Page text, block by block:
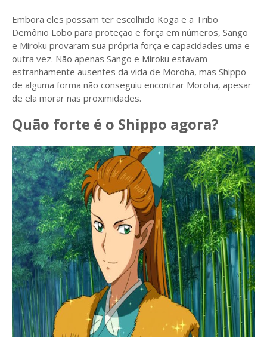
Embora eles possam ter escolhido Koga e a Tribo
Demônio Lobo para proteção e força em números, Sango
e Miroku provaram sua própria força e capacidades uma e
outra vez. Não apenas Sango e Miroku estavam
estranhamente ausentes da vida de Moroha, mas Shippo
de alguma forma não conseguiu encontrar Moroha, apesar
de ela morar nas proximidades.
Quão forte é o Shippo agora?